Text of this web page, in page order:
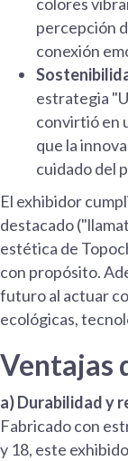
percepción
conexión
estrategia
convirtió en
que la
cuidado del
El exhibidor
destacado
estética de
con propósito.
futuro al actuar
ecológicas,
Ventajas
a) Durabilidad y
Fabricado con
y 18, este